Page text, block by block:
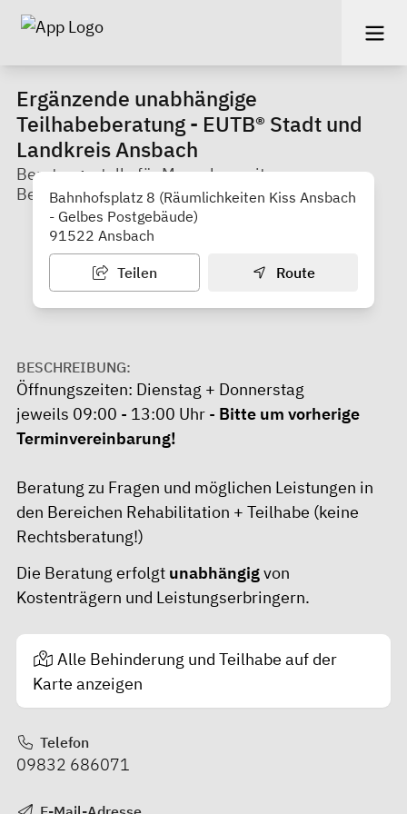
Ergänzende unabhängige
Teilhabeberatung - EUTB® Stadt und
Landkreis Ansbach
Beratungsstelle für Menschen mit
Beeinträchtigung und deren Angehörige
Bahnhofsplatz 8 (Räumlichkeiten Kiss Ansbach
- Gelbes Postgebäude)
91522 Ansbach
Teilen Route
BESCHREIBUNG:
Öffnungszeiten: Dienstag + Donnerstag
jeweils 09:00 - 13:00 Uhr - Bitte um vorherige
Terminvereinbarung!
Beratung zu Fragen und möglichen Leistungen in
den Bereichen Rehabilitation + Teilhabe (keine
Rechtsberatung!)
Die Beratung erfolgt unabhängigvon
Kostenträgern und Leistungserbringern.
Alle Behinderung und Teilhabe auf der
Karte anzeigen
Telefon
09832 686071